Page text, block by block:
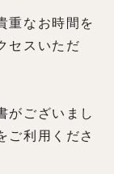
重なお時間を
セスいただ
がございまし
ご利用くださ